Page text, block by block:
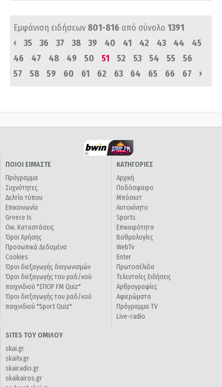
Εμφάνιση ειδήσεων 801-816 από σύνολο 1391
‹
35 36 37 38 39 40 41 42 43 44
45
46
47 48 49 50 51 52 53 54 55
56
57
58 59 60 61 62 63 64 65 66 67 ›
ΠΟΙΟΙ ΕΙΜΑΣΤΕ
Πρόγραμμα
Συχνότητες
Δελτία τύπου
Επικοινωνία
Greece Is
Οικ. Καταστάσεις
Όροι Χρήσης
Προσωπικά Δεδομένα
Cookies
Όροι διεξαγωγής διαγωνισμών
Όροι διεξαγωγής του ραδ/κού
παιχνιδιού "ΣΠΟΡ FM Quiz"
Όροι διεξαγωγής του ραδ/κού
παιχνιδιού "Sport Quiz"
ΚΑΤΗΓΟΡΙΕΣ
Αρχική
Ποδόσφαιρο
Μπάσκετ
Αυτοκίνητο
Sports
Επικαιρότητα
Βαθμολογίες
WebTv
Enter
Πρωτοσέλιδα
Τελευταίες Ειδήσεις
Αρθρογραφίες
Αφιερώματα
Πρόγραμμα TV
Live-radio
SITES ΤΟΥ ΟΜΙΛΟΥ
skai.gr
skaitv.gr
skairadio.gr
skaikairos.gr